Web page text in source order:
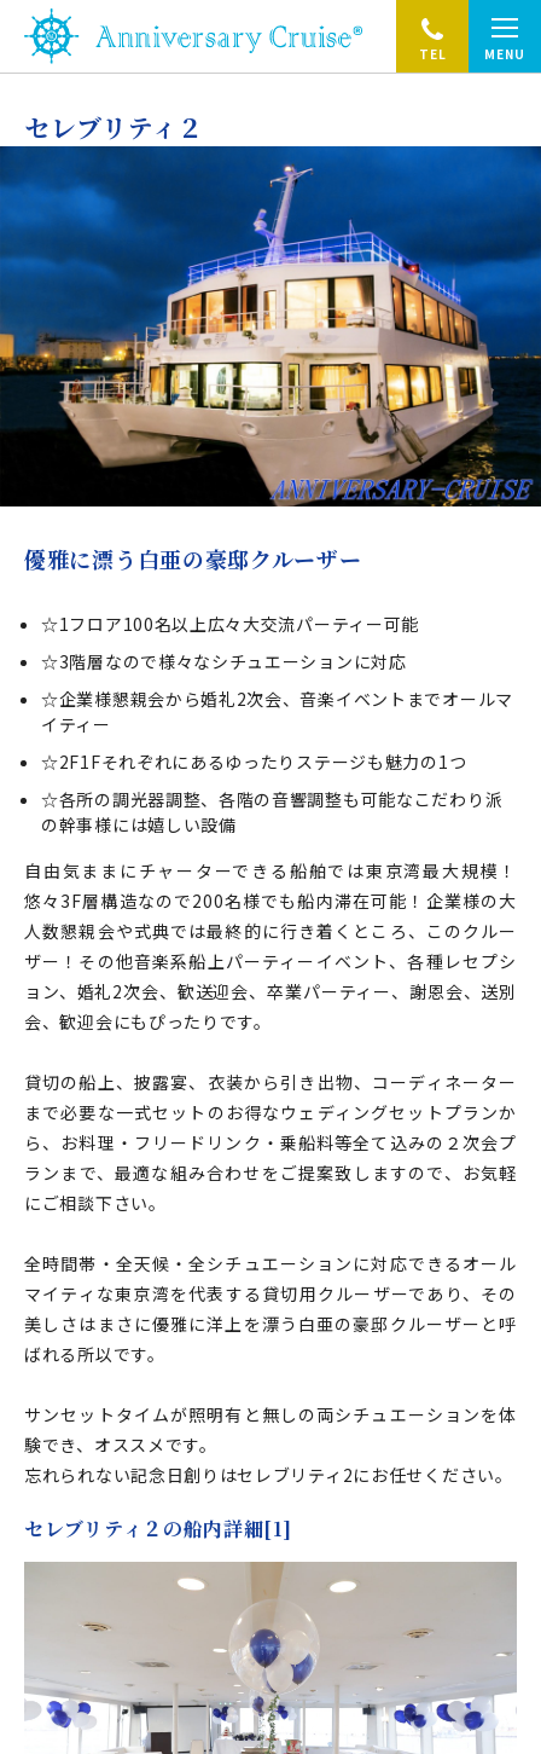
TEL MENU
セレブリティ２
優雅に漂う白亜の豪邸クルーザー
☆1フロア100名以上広々大交流パーティー可能
☆3階層なので様々なシチュエーションに対応
☆企業様懇親会から婚礼2次会、音楽イベントまでオールマ
イティー
☆2F1Fそれぞれにあるゆったりステージも魅力の1つ
☆各所の調光器調整、各階の音響調整も可能なこだわり派
の幹事様には嬉しい設備
自由気ままにチャーターできる船舶では東京湾最大規模！
悠々3F層構造なので200名様でも船内滞在可能！企業様の大
人数懇親会や式典では最終的に行き着くところ、このクルー
ザー！その他音楽系船上パーティーイベント、各種レセプシ
ョン、婚礼2次会、歓送迎会、卒業パーティー、謝恩会、送別
会、歓迎会にもぴったりです。
貸切の船上、披露宴、衣装から引き出物、コーディネーター
まで必要な一式セットのお得なウェディングセットプランか
ら、お料理・フリードリンク・乗船料等全て込みの２次会プ
ランまで、最適な組み合わせをご提案致しますので、お気軽
にご相談下さい。
全時間帯・全天候・全シチュエーションに対応できるオール
マイティな東京湾を代表する貸切用クルーザーであり、その
美しさはまさに優雅に洋上を漂う白亜の豪邸クルーザーと呼
ばれる所以です。
サンセットタイムが照明有と無しの両シチュエーションを体
験でき、オススメです。
忘れられない記念日創りはセレブリティ2にお任せください。
セレブリティ２の船内詳細[1]